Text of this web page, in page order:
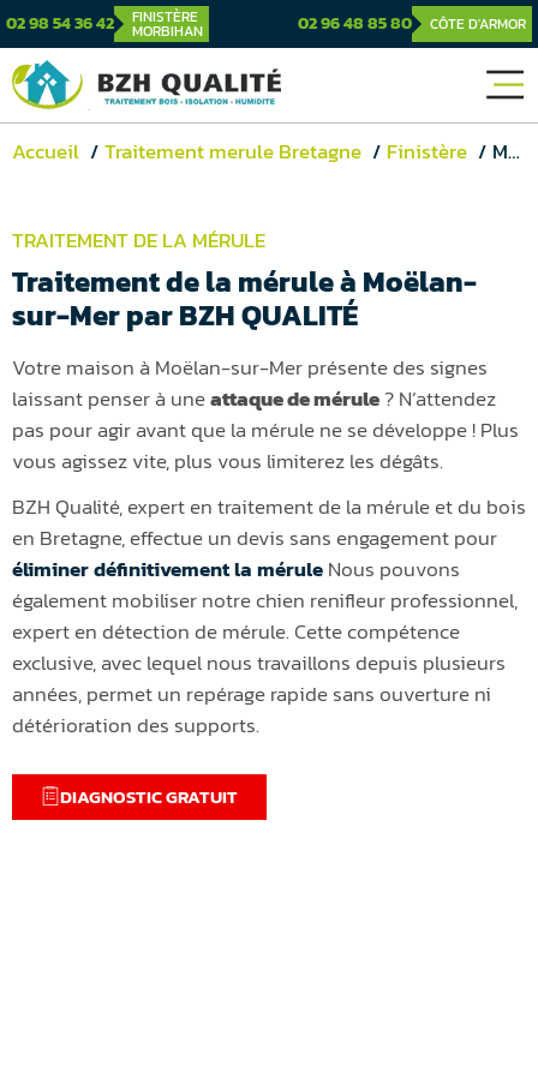
02 98 54 36 42 FINISTÈRE
MORBIHAN 02 96 48 85 80 CÔTE D'ARMOR
Accueil Traitement merule Bretagne Finistère Moëlan-sur-Mer
TRAITEMENT DE LA MÉRULE
Traitement de la mérule à Moëlan-
sur-Mer par BZH QUALITÉ
Votre maison à Moëlan-sur-Mer présente des signes
laissant penser à uneattaque de mérule? N’attendez
pas pour agir avant que la mérule ne se développe ! Plus
vous agissez vite, plus vous limiterez les dégâts.
BZH Qualité, expert en traitement de la mérule et du bois
en Bretagne, effectue un devis sans engagement pour
éliminer définitivement la méruleNous pouvons
également mobiliser notre chien renifleur professionnel,
expert en détection de mérule. Cette compétence
exclusive, avec lequel nous travaillons depuis plusieurs
années, permet un repérage rapide sans ouverture ni
détérioration des supports.
DIAGNOSTIC GRATUIT